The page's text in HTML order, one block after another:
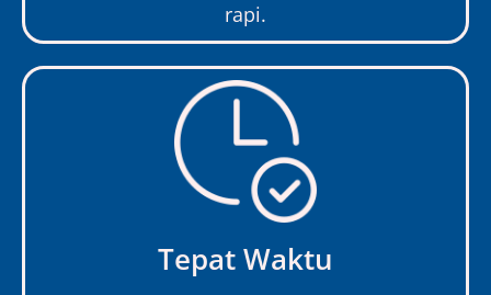
rapi.
Tepat Waktu